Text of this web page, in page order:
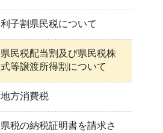
利子割県民税について
県民税配当割及び県民税株
式等譲渡所得割について
地方消費税
県税の納税証明書を請求さ